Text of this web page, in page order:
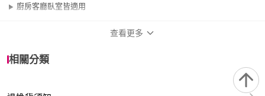
廚房客廳臥室皆適用
查看更多
相關分類